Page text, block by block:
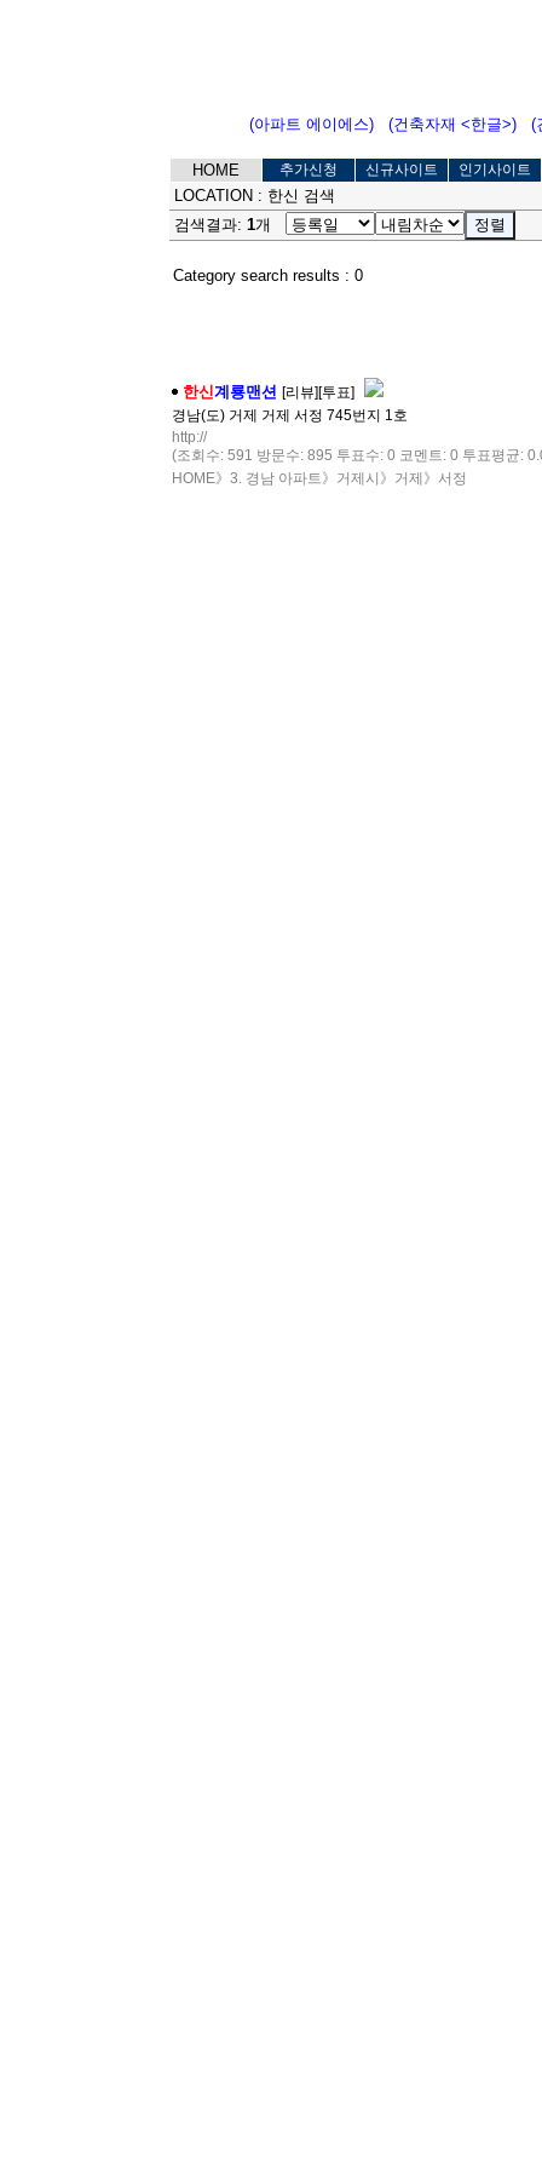
(아파트 에이에스) (건축자재 <한글>) (
HOME 추가신청 신규사이트 인기사이트
LOCATION : 한신 검색
검색결과: 1개
Category search results : 0
한신계룡맨션 [리뷰][투표]
경남(도) 거제 거제 서정 745번지 1호
http://
(조회수: 591 방문수: 895 투표수: 0 코멘트: 0 투표평균:
HOME》 3. 경남 아파트》 거제시 》 거제 》 서정